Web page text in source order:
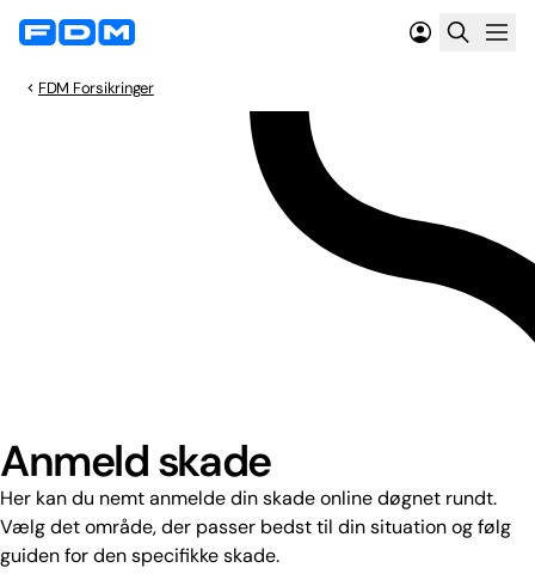
FDM Forsikringer
Anmeld skade
Her kan du nemt anmelde din skade online døgnet rundt.
Vælg det område, der passer bedst til din situation og følg
guiden for den specifikke skade.